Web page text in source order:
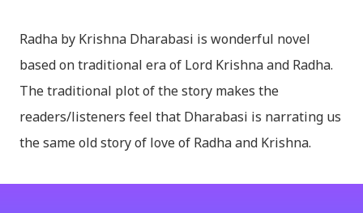
Radha by Krishna Dharabasi is wonderful novel
based on traditional era of Lord Krishna and Radha.
The traditional plot of the story makes the
readers/listeners feel that Dharabasi is narrating us
the same old story of love of Radha and Krishna.